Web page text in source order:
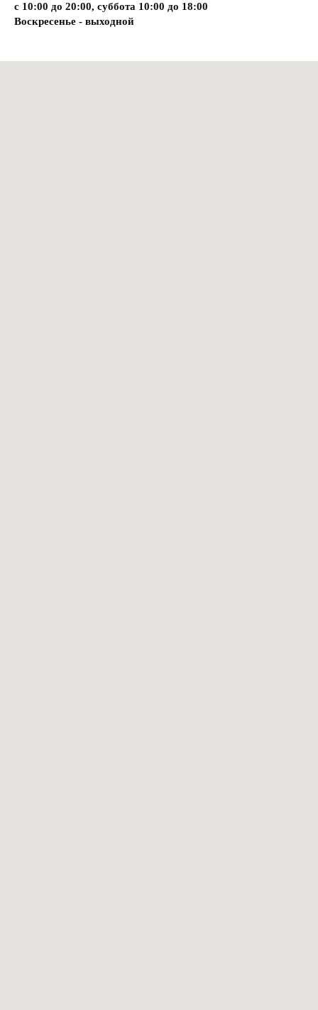
с 10:00 до 20:00, суббота 10:00 до 18:00
Воскресенье - выходной